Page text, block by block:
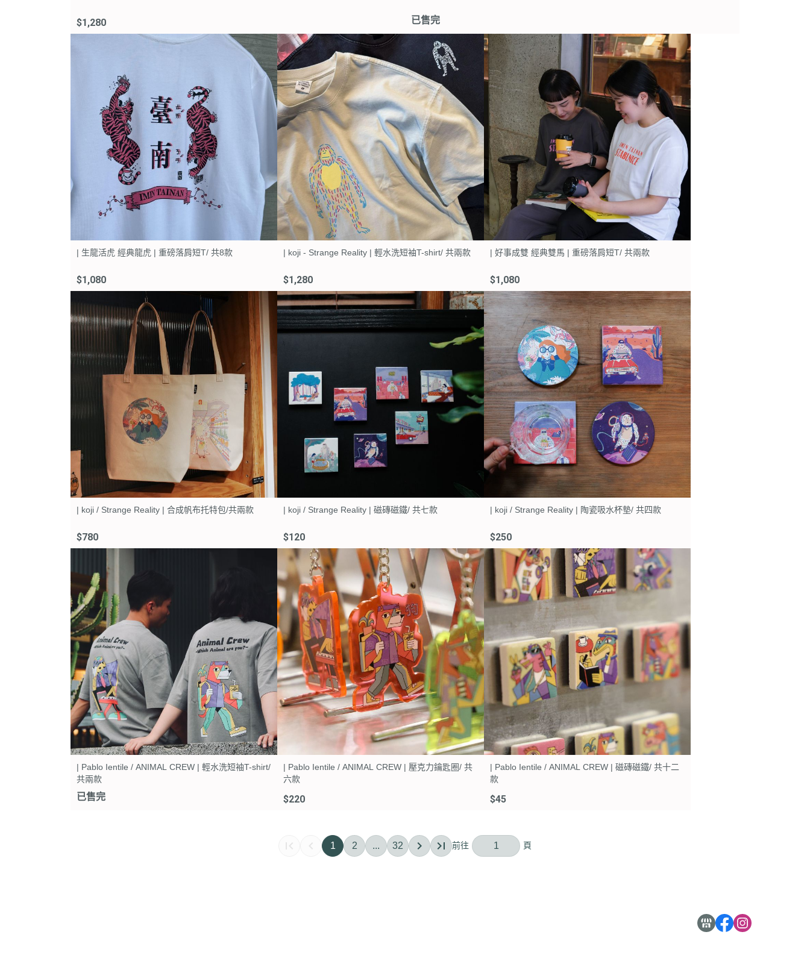
$1,280 已售完
| 生龍活虎 經典龍虎 | 重磅落肩短T/ 共8款
$1,080
| koji - Strange Reality | 輕水洗短袖T-shirt/ 共兩款
$1,280
| 好事成雙 經典雙馬 | 重磅落肩短T/ 共兩款
$1,080
| koji / Strange Reality | 合成帆布托特包/共兩款
$780
| koji / Strange Reality | 磁磚磁鐵/ 共七款
$120
| koji / Strange Reality | 陶瓷吸水杯墊/ 共四款
$250
| Pablo Ientile / ANIMAL CREW | 輕水洗短袖T-shirt/
共兩款
已售完
| Pablo Ientile / ANIMAL CREW | 壓克力鑰匙圈/ 共
六款
$220
| Pablo Ientile / ANIMAL CREW | 磁磚磁鐵/ 共十二
款
$45
1 2 ... 32